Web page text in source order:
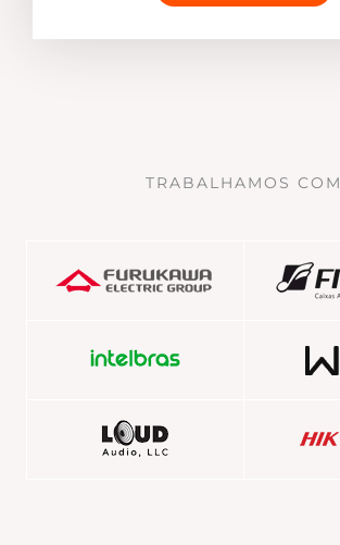
TRABALHAMOS COM